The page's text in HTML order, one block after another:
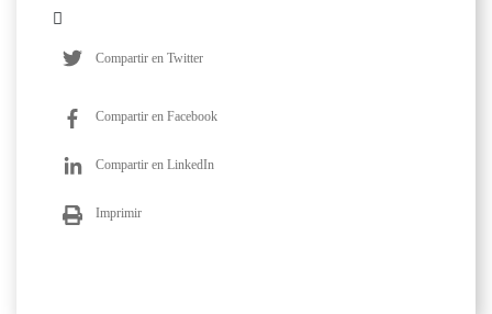
Compartir en Twitter
Compartir en Facebook
Compartir en LinkedIn
Imprimir